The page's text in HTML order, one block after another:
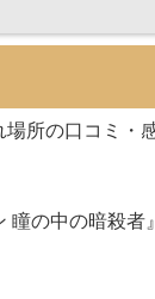
場所の口コミ・
瞳の中の暗殺者